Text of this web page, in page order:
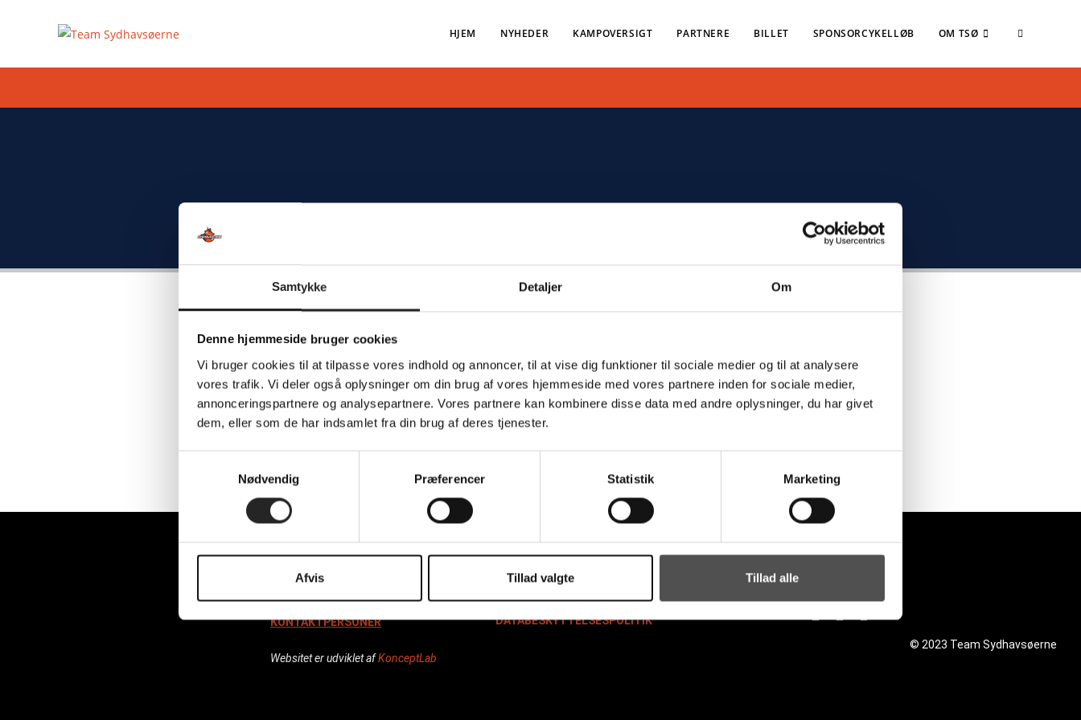
Samtykke Detaljer Om
Denne hjemmeside bruger cookies
Vi bruger cookies til at tilpasse vores indhold og annoncer, til at vise dig funktioner til sociale medier og til at analysere
vores trafik. Vi deler også oplysninger om din brug af vores hjemmeside med vores partnere inden for sociale medier,
annonceringspartnere og analysepartnere. Vores partnere kan kombinere disse data med andre oplysninger, du har givet
dem, eller som de har indsamlet fra din brug af deres tjenester.
v
Nødvendig Præferencer Statistik Marketing
Afvis Tillad valgte Tillad alle
HJEM NYHEDER KAMPOVERSIGT PARTNERE BILLET SPONSORCYKELLØB OM TSØ
PARTNERE
VENTS
Team Sydhavsøerne A/S
4930 Maribo
KONTAKTPERSONER
Websitet er udviklet afKonceptLab
DATABESKYTTELSESPOLITIK
© 2023 Team Sydhavsøerne